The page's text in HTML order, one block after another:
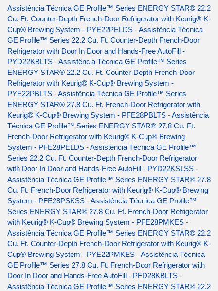
Assistência Técnica GE Profile™ Series ENERGY STAR® 22.2
Cu. Ft. Counter-Depth French-Door Refrigerator with Keurig® K-
Cup® Brewing System - PYE22PELDS -Assistência Técnica
GE Profile™ Series 22.2 Cu. Ft. Counter-Depth French-Door
Refrigerator with Door In Door and Hands-Free AutoFill -
PYD22KBLTS -Assistência Técnica GE Profile™ Series
ENERGY STAR® 22.2 Cu. Ft. Counter-Depth French-Door
Refrigerator with Keurig® K-Cup® Brewing System -
PYE22PBLTS -Assistência Técnica GE Profile™ Series
ENERGY STAR® 27.8 Cu. Ft. French-Door Refrigerator with
Keurig® K-Cup® Brewing System - PFE28PBLTS -Assistência
Técnica GE Profile™ Series ENERGY STAR® 27.8 Cu. Ft.
French-Door Refrigerator with Keurig® K-Cup® Brewing
System - PFE28PELDS -Assistência Técnica GE Profile™
Series 22.2 Cu. Ft. Counter-Depth French-Door Refrigerator
with Door In Door and Hands-Free AutoFill - PYD22KSLSS -
Assistência Técnica GE Profile™ Series ENERGY STAR® 27.8
Cu. Ft. French-Door Refrigerator with Keurig® K-Cup® Brewing
System - PFE28PSKSS -Assistência Técnica GE Profile™
Series ENERGY STAR® 27.8 Cu. Ft. French-Door Refrigerator
with Keurig® K-Cup® Brewing System - PFE28PMKES -
Assistência Técnica GE Profile™ Series ENERGY STAR® 22.2
Cu. Ft. Counter-Depth French-Door Refrigerator with Keurig® K-
Cup® Brewing System - PYE22PMKES -Assistência Técnica
GE Profile™ Series 27.8 Cu. Ft. French-Door Refrigerator with
Door In Door and Hands-Free AutoFill - PFD28KBLTS -
Assistência Técnica GE Profile™ Series ENERGY STAR® 22.2